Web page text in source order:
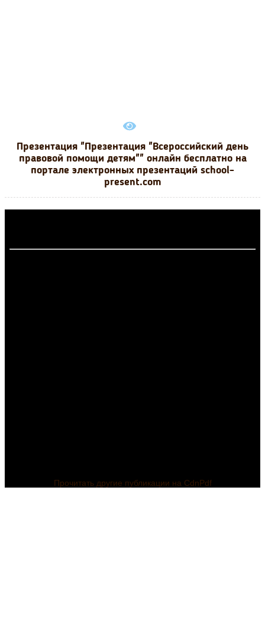
Презентация "Презентация "Всероссийский день
правовой помощи детям"" онлайн бесплатно на
портале электронных презентаций school-
present.com
Прочитать другие публикации на CdnPdf